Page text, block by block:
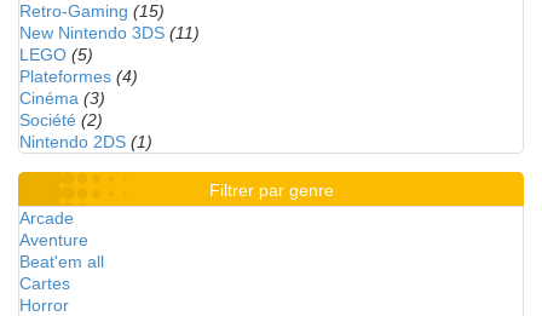
Retro-Gaming (15)
New Nintendo 3DS (11)
LEGO (5)
Plateformes (4)
Cinéma (3)
Société (2)
Nintendo 2DS (1)
Filtrer par genre
Arcade
Aventure
Beat'em all
Cartes
Horror